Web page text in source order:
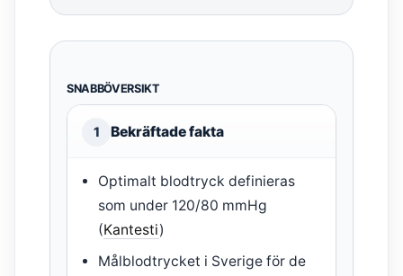
SNABBÖVERSIKT
1 Bekräftade fakta
Optimalt blodtryck definieras
som under 120/80 mmHg
(Kantesti)
Målblodtrycket i Sverige för de